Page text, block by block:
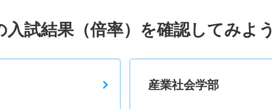
入試結果（倍率）を確認してみよう
産業社会学部